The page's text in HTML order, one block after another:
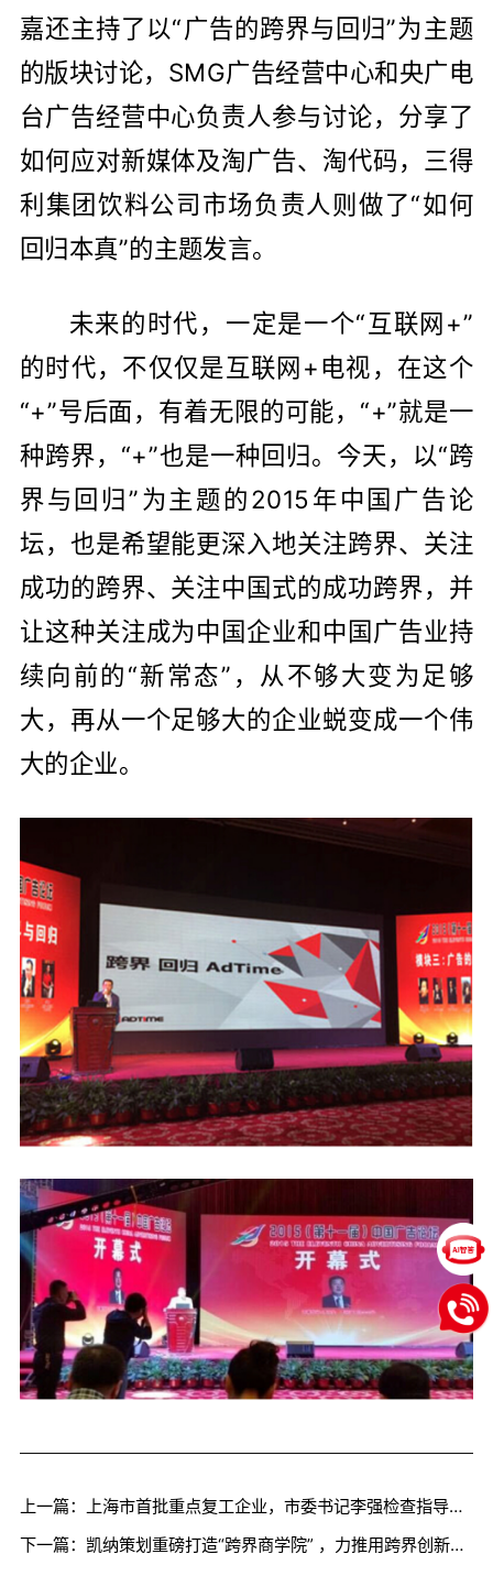
嘉还主持了以“广告的跨界与回归”为主题
的版块讨论，SMG广告经营中心和央广电
台广告经营中心负责人参与讨论，分享了
如何应对新媒体及淘广告、淘代码，三得
利集团饮料公司市场负责人则做了“如何
回归本真”的主题发言。
未来的时代，一定是一个“互联网+”
的时代，不仅仅是互联网+电视，在这个
“+”号后面，有着无限的可能，“+”就是一
种跨界，“+”也是一种回归。今天，以“跨
界与回归”为主题的2015年中国广告论
坛，也是希望能更深入地关注跨界、关注
成功的跨界、关注中国式的成功跨界，并
让这种关注成为中国企业和中国广告业持
续向前的“新常态”，从不够大变为足够
大，再从一个足够大的企业蜕变成一个伟
大的企业。
上一篇：上海市首批重点复工企业，市委书记李强检查指导凯纳咨询防疫工作
下一篇：凯纳策划重磅打造“跨界商学院” ，力推用跨界创新重启企业增长之路